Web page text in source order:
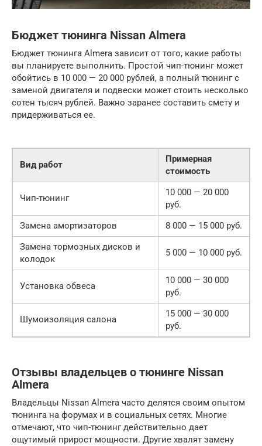
Бюджет тюнинга Nissan Almera
Бюджет тюнинга Almera зависит от того, какие работы
вы планируете выполнить. Простой чип-тюнинг может
обойтись в 10 000 — 20 000 рублей, а полный тюнинг с
заменой двигателя и подвески может стоить несколько
сотен тысяч рублей. Важно заранее составить смету и
придерживаться ее.
Вид работ
Примерная
стоимость
Чип-тюнинг
10 000 — 20 000
руб.
Замена амортизаторов
8 000 — 15 000 руб.
Замена тормозных дисков и
колодок
5 000 — 10 000 руб.
Установка обвеса
10 000 — 30 000
руб.
Шумоизоляция салона
15 000 — 30 000
руб.
Отзывы владельцев о тюнинге Nissan
Almera
Владельцы Nissan Almera часто делятся своим опытом
тюнинга на форумах и в социальных сетях. Многие
отмечают, что чип-тюнинг действительно дает
ощутимый прирост мощности. Другие хвалят замену